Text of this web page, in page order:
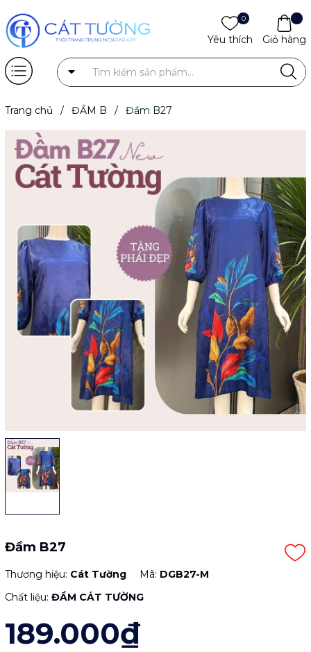
0
Yêu thích Giỏ hàng
Trang chủ / ĐẦM B / Đầm B27
Đầm B27
Thương hiệu: Cát Tường Mã: DGB27-M
Chất liệu: ĐẦM CÁT TƯỜNG
189.000₫